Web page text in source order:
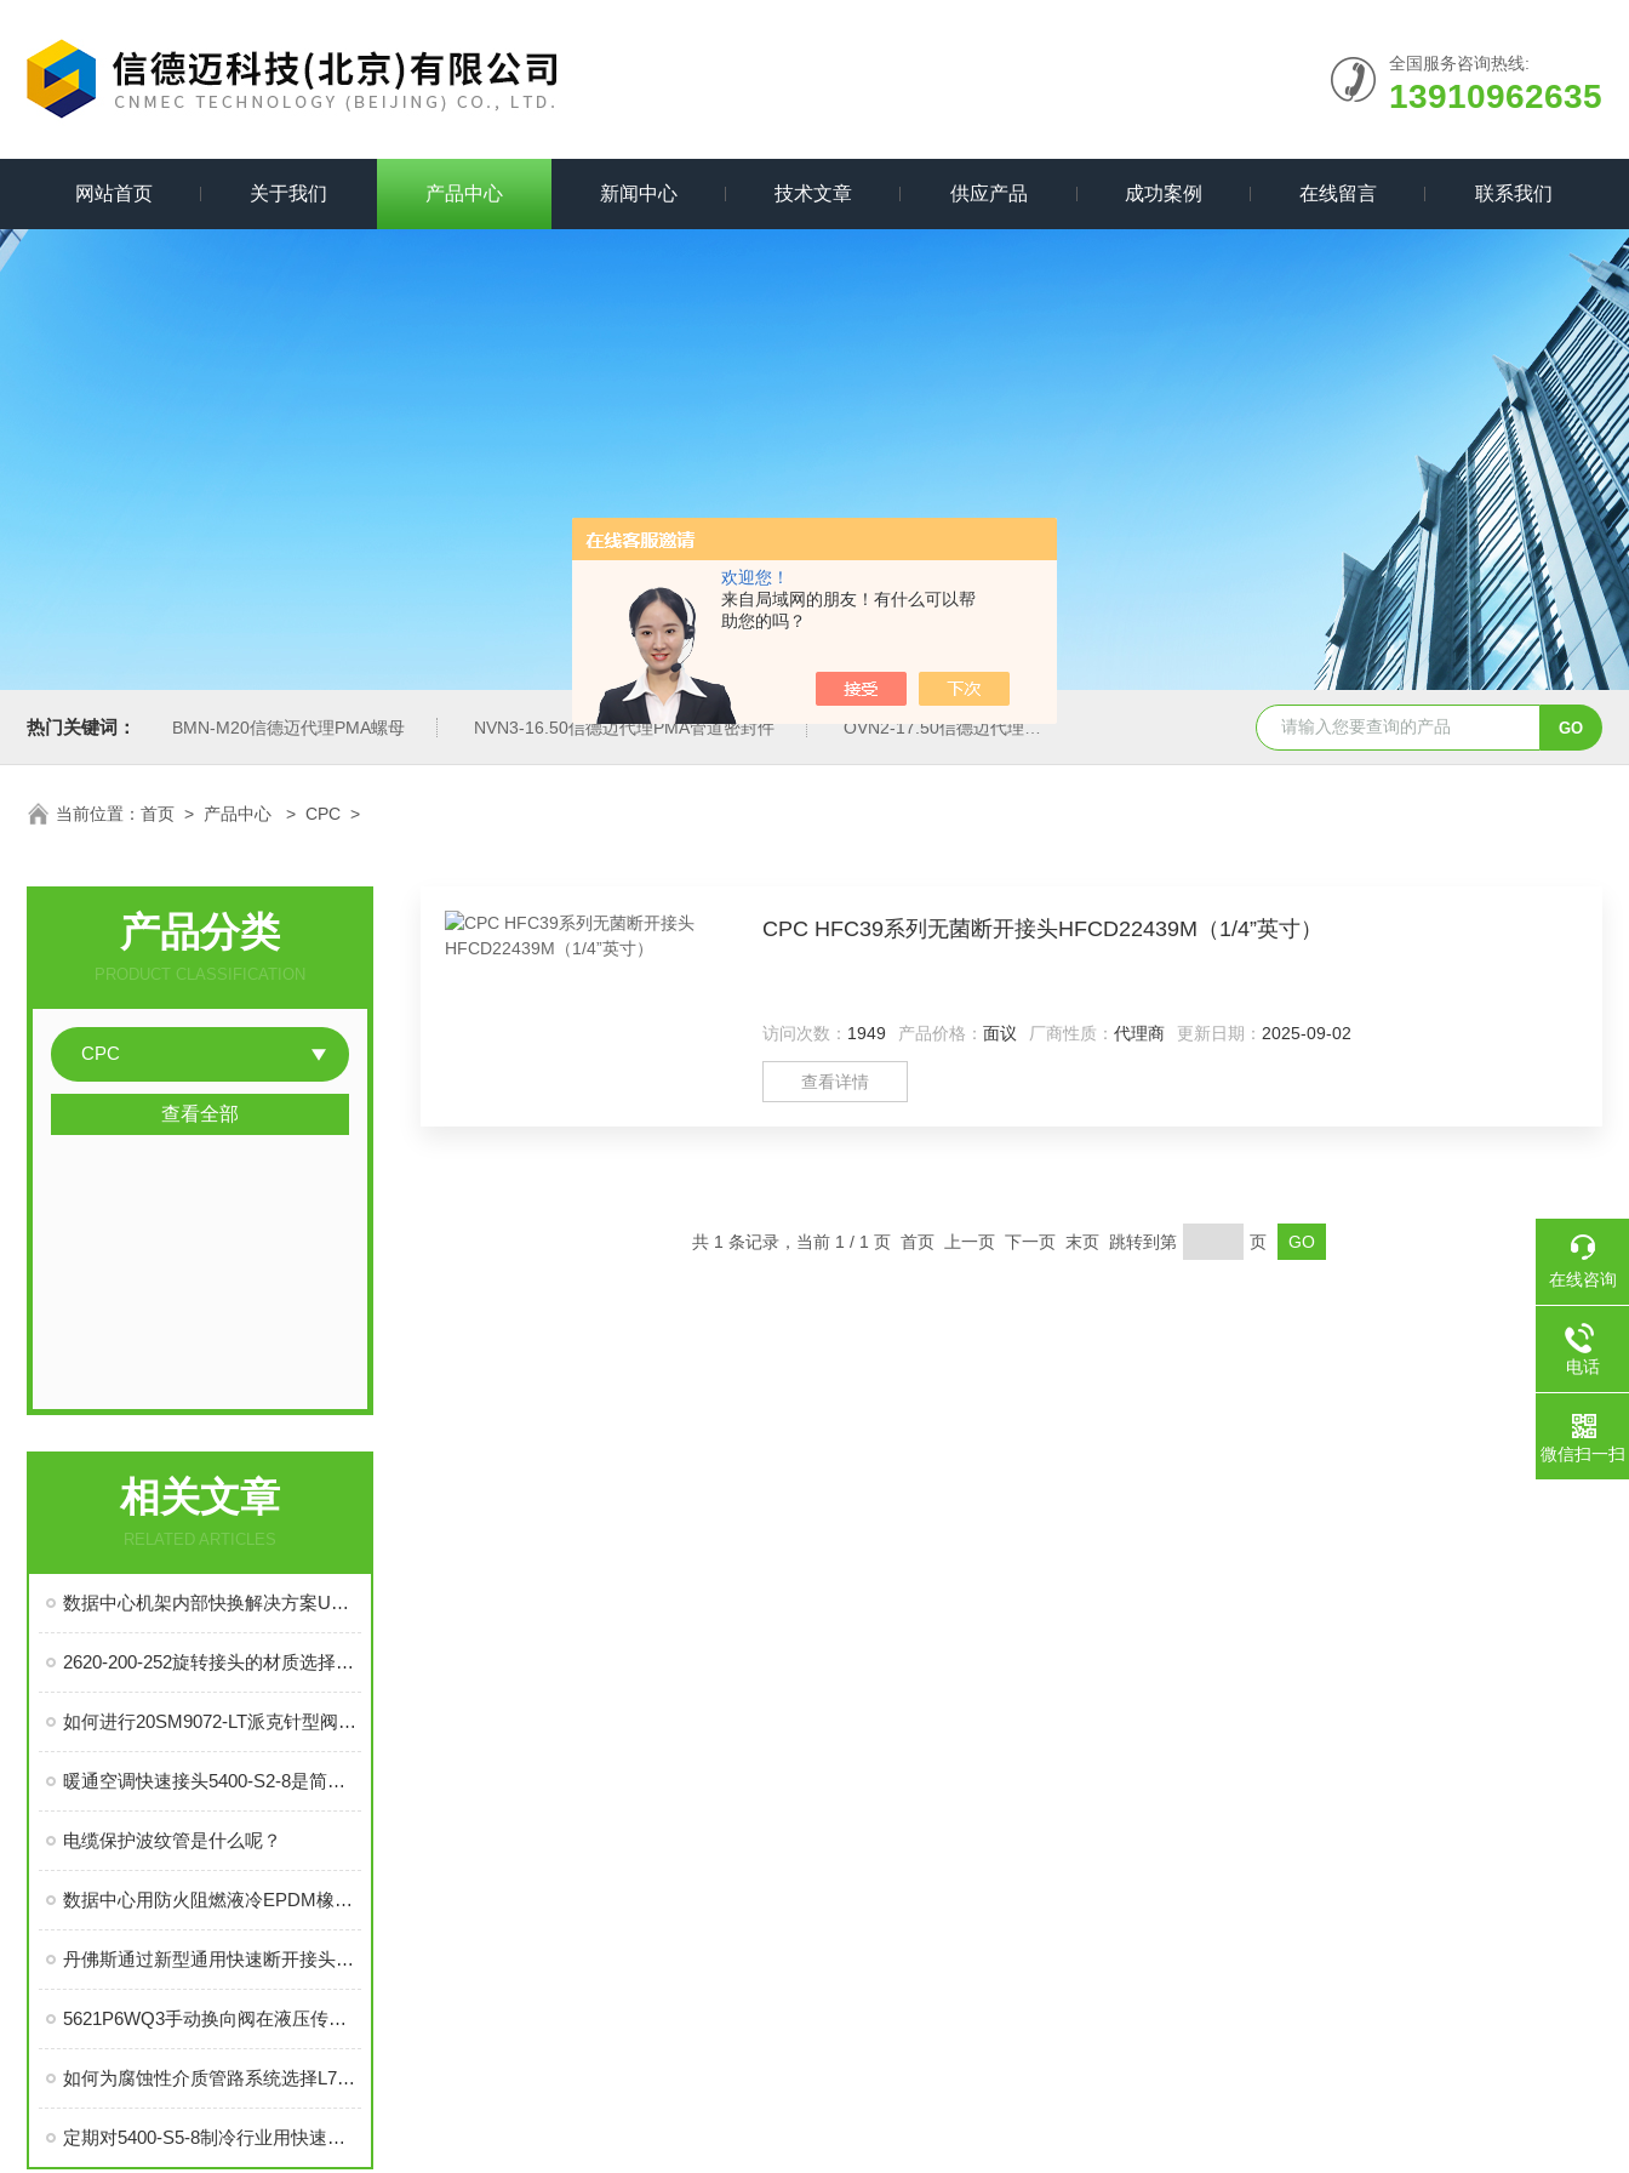
欢迎您！
来自局域网的朋友！有什么可以帮
助您的吗？
全国服务咨询热线:
13910962635
网站首页 关于我们 产品中心 新闻中心 技术文章 供应产品 成功案例 在线留言 联系我们
热门关键词： BMN-M20信德迈代理PMA螺母 NVN3-16.50信德迈代理PMA管道密封件 OVN2-17.50信德迈代理PMA导管夹 5347信德迈代理Parker 45度绝缘防水接头 5353信
当前位置： 首页 > 产品中心 > CPC >
产品分类
PRODUCT CLASSIFICATION
CPC
查看全部
相关文章
RELATED ARTICLES
数据中心机架内部快换解决方案UQDB液冷盲插接头
2620-200-252旋转接头的材质选择与耐用性分析
如何进行20SM9072-LT派克针型阀的故障排查与解决措施？
暖通空调快速接头5400-S2-8是简便安装、可靠密封的理想选择
电缆保护波纹管是什么呢？
数据中心用防火阻燃液冷EPDM橡胶软管-UL94 V0认证
丹佛斯通过新型通用快速断开接头，实现高效的数据中心液冷
5621P6WQ3手动换向阀在液压传动系统中的关键作用
如何为腐蚀性介质管路系统选择L7000 316不锈钢部件？
定期对5400-S5-8制冷行业用快速接头进行泄漏检测的必要性与操作方法
CPC HFC39系列无菌断开接头HFCD22439M（1/4”英寸）
访问次数： 1949 产品价格： 面议 厂商性质： 代理商 更新日期： 2025-09-02
查看详情
共 1 条记录，当前 1 / 1 页 首页 上一页 下一页 末页 跳转到第
页
在线咨询
电话
微信扫一扫